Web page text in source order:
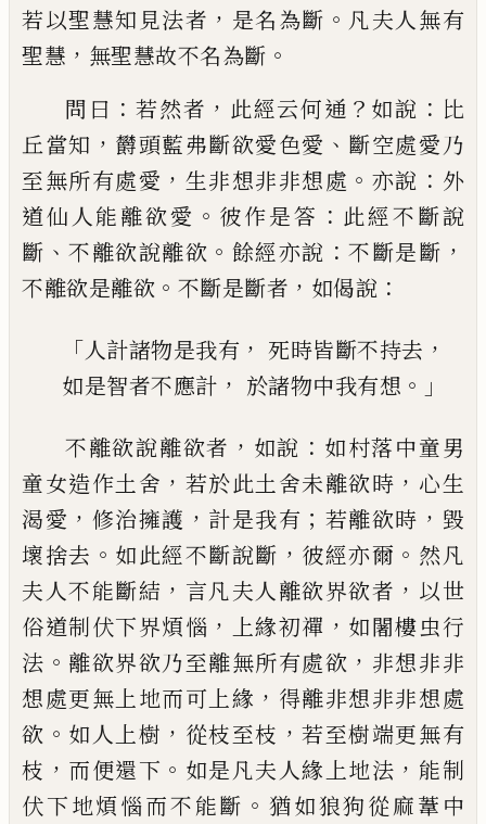
若以聖慧知見法者 ， 是名為斷 。 凡夫人無有
聖慧 ， 無聖慧故不名為斷 。
問曰 ：若然者 ， 此經云何通 ？ 如說 ： 比
丘當知 ， 欝頭藍弗斷欲愛色愛 、 斷空處愛乃
至無所有處愛 ， 生非想非非想處 。 亦說 ： 外
道仙人能離欲愛 。 彼作是答 ： 此經不斷說
斷 、不離欲說離欲 。 餘經亦說 ：不斷是斷 ，
不離欲是離欲 。 不斷是斷者 ， 如偈說 ：
「人計諸物是我有 ， 死時皆斷不持去 ，
如是智者不應計 ， 於諸物中我有想 。」
不離欲說離欲者 ， 如說 ： 如村落中童男
童女造作土舍 ， 若於此土舍未離欲時 ， 心生
渴愛 ， 修治擁護 ， 計是我有 ； 若離欲時 ， 毀
壞捨去 。 如此經不斷說斷 ， 彼經亦爾 。 然凡
夫人不能斷結 ， 言凡夫人離欲界欲者 ， 以世
俗道制伏下界煩惱 ， 上緣初禪 ， 如闍樓虫行
法 。 離欲界欲乃至離無所有處欲 ， 非想非非
想處更無 上地而可上緣 ， 得離非想非非想處
欲 。 如人 上樹 ， 從枝至枝 ，若至樹端更無有
枝 ， 而便還下 。 如是凡夫人緣上地法 ， 能制
伏下地煩惱而不能斷 。 猶如狼狗從麻葦中